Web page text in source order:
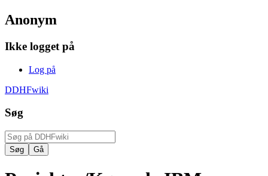
Anonym
Ikke logget på
Log på
DDHFwiki
Søg